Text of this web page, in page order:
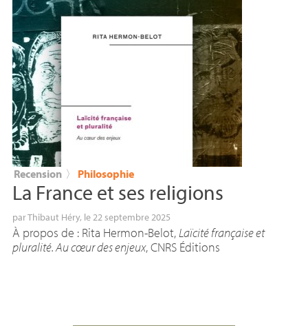
Recension 〉 Philosophie
La France et ses religions
parThibaut Héry, le 22 septembre 2025
À propos de : Rita Hermon-Belot, Laïcité française et
pluralité. Au cœur des enjeux,CNRSÉditions